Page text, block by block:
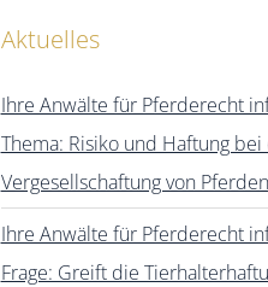
Aktuelles
Ihre Anwälte für Pferderecht
Thema: Risiko und Haftung
Vergesellschaftung von Pferden
Ihre Anwälte für Pferderecht
Frage: Greift die